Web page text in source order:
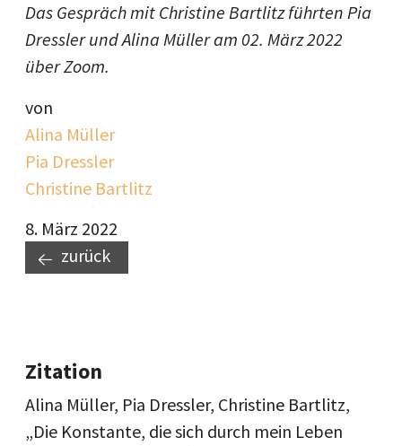
Das Gespräch mit Christine Bartlitz führten Pia
Dressler und Alina Müller am 02. März 2022
über Zoom.
von
Alina Müller
Pia Dressler
Christine Bartlitz
8. März 2022
zurück
Zitation
Alina Müller, Pia Dressler, Christine Bartlitz,
„Die Konstante, die sich durch mein Leben